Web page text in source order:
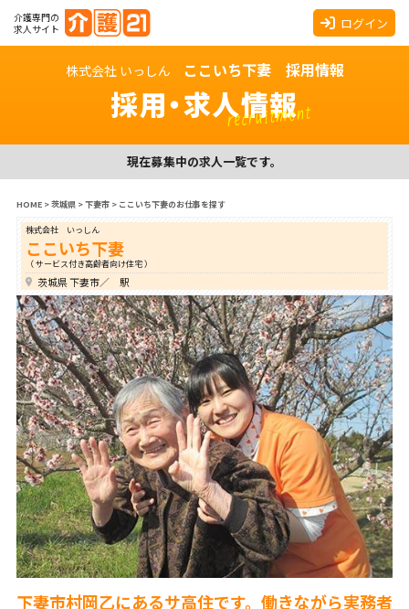
介護専門の
求人サイト
ログイン
株式会社 いっしん ここいち下妻 採用情報
採用・求人情報
recruitment
現在募集中の求人一覧です。
HOME>茨城県>下妻市> ここいち下妻のお仕事を探す
株式会社 いっしん
ここいち下妻
（ サービス付き高齢者向け住宅 ）
茨城県 下妻市／ 駅
下妻市村岡乙にあるサ高住です。働きながら実務者